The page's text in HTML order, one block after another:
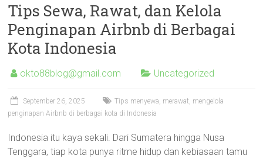
Tips Sewa, Rawat, dan Kelola
Penginapan Airbnb di Berbagai
Kota Indonesia
okto88blog@gmail.com Uncategorized
September 26, 2025
Tips menyewa, merawat, mengelola
penginapan Airbnb di berbagai kota di Indonesia
Indonesia itu kaya sekali. Dari Sumatera hingga Nusa
Tenggara, tiap kota punya ritme hidup dan kebiasaan tamu